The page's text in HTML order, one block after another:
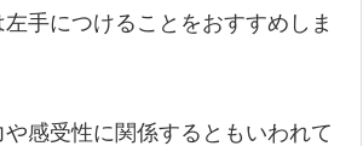
手につけることをおすすめしま
や感受性に関係するともいわれて